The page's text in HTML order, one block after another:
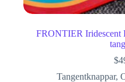
FRONTIER Iridescent
$
Tangentknappar,